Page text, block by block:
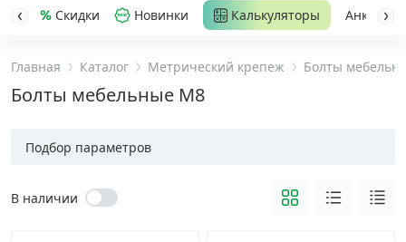
Акции
Скидки Новинки Калькуляторы Анкер-
Главная Каталог Метрический крепеж Болты
Болты мебельные M8
Подбор параметров
В наличии